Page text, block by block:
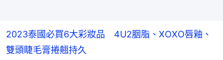
2023泰國必買6大彩妝品 4U2胭脂、XOXO唇釉、
雙頭睫毛膏捲翹持久